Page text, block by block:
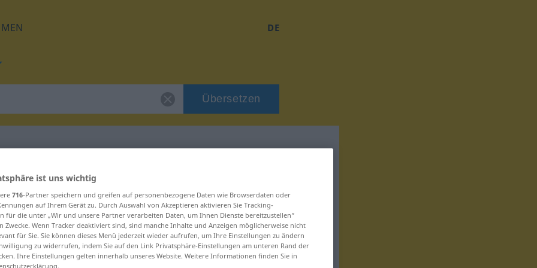
DE
Übersetzen
für "insulina"
ist uns wichtig
716-Partner speichern und greifen auf personenbezogene Daten wie Browserdaten oder
auf Ihrem Gerät zu. Durch Auswahl von Akzeptieren aktivieren Sie Tracking-
für die unter „Wir und unsere Partner verarbeiten Daten, um Ihnen Dienste bereitzustellen“
Zwecke. Wenn Tracker deaktiviert sind, sind manche Inhalte und Anzeigen möglicherweise nicht
für Sie. Sie können dieses Menü jederzeit wieder aufrufen, um Ihre Einstellungen zu ändern
zu widerrufen, indem Sie auf den Link Privatsphäre-Einstellungen am unteren Rand der
Ihre Einstellungen gelten innerhalb unseres Website. Weitere Informationen finden Sie in